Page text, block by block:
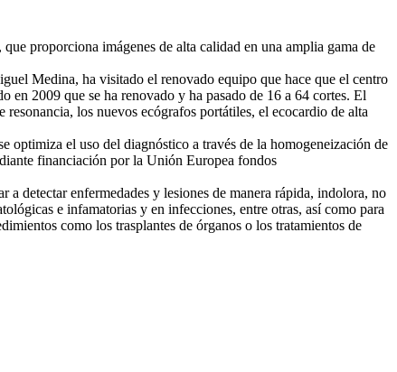
proporciona imágenes de alta calidad en una amplia gama de
Medina, ha visitado el renovado equipo que hace que el centro
en 2009 que se ha renovado y ha pasado de 16 a 64 cortes. El
los nuevos ecógrafos portátiles, el ecocardio de alta
el uso del diagnóstico a través de la homogeneización de
financiación por la Unión Europea fondos
detectar enfermedades y lesiones de manera rápida, indolora, no
e infamatorias y en infecciones, entre otras, así como para
como los trasplantes de órganos o los tratamientos de